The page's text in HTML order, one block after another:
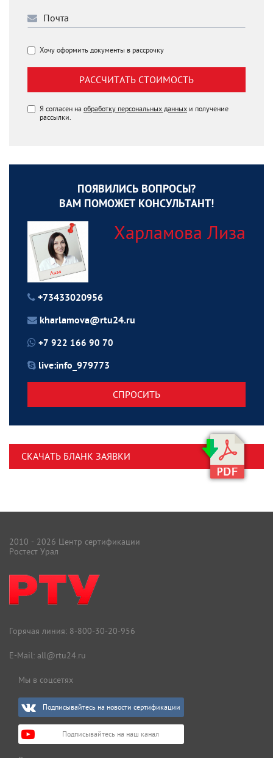
Хочу оформить документы в рассрочку
РАССЧИТАТЬ СТОИМОСТЬ
Я согласен на обработку персональных данных и получение
рассылки.
ПОЯВИЛИСЬ ВОПРОСЫ?
ВАМ ПОМОЖЕТ КОНСУЛЬТАНТ!
Харламова Лиза
+73433020956
kharlamova@rtu24.ru
+7 922 166 90 70
live:info_979773
СПРОСИТЬ
СКАЧАТЬ БЛАНК ЗАЯВКИ
2010 - 2026 Центр сертификации
Ростест Урал
Горячая линия: 8-800-30-20-956
E-Mail: all@rtu24.ru
Мы в соцсетях
Подписывайтесь на новости сертификации
Подписывайтесь на наш канал